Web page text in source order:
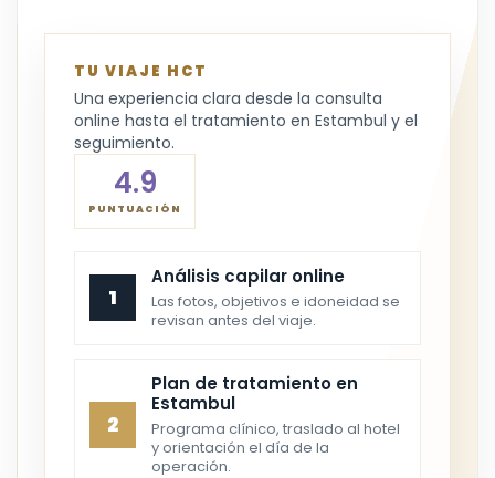
TU VIAJE HCT
Una experiencia clara desde la consulta
online hasta el tratamiento en Estambul y el
seguimiento.
4.9
PUNTUACIÓN
1
Análisis capilar online
Las fotos, objetivos e idoneidad se
revisan antes del viaje.
2
Plan de tratamiento en
Estambul
Programa clínico, traslado al hotel
y orientación el día de la
operación.